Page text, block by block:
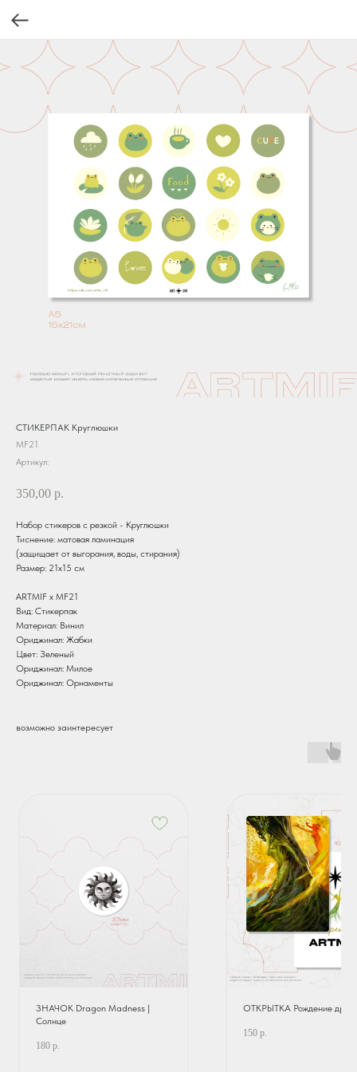
СТИКЕРПАК Круглюшки
MF21
Артикул:
350,00 р.
Набор стикеров с резкой - Круглюшки
Тиснение: матовая ламинация
(защищает от выгорания, воды, стирания)
Размер: 21х15 см
ARTMIF х MF21
Вид: Стикерпак
Материал: Винил
Ориджинал: Жабки
Цвет: Зеленый
Ориджинал: Милое
Ориджинал: Орнаменты
возможно заинтересует
ЗНАЧОК Dragon Madness |
Солнце
180 р.
ОТКРЫТКА Рождение
150 р.